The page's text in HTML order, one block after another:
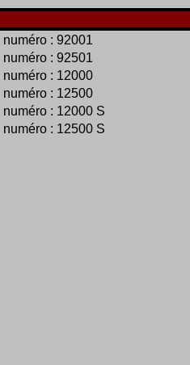
numéro : 92001
numéro : 92501
numéro : 12000
numéro : 12500
numéro : 12000 S
numéro : 12500 S